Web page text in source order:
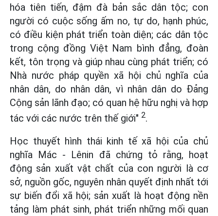
hóa tiên tiến, đậm đà bản sắc dân tộc; con
người có cuộc sống ấm no, tự do, hạnh phúc,
có điều kiện phát triển toàn diện; các dân tộc
trong cộng đồng Việt Nam bình đẳng, đoàn
kết, tôn trọng và giúp nhau cùng phát triển; có
Nhà nước pháp quyền xã hội chủ nghĩa của
nhân dân, do nhân dân, vì nhân dân do Đảng
Cộng sản lãnh đạo; có quan hệ hữu nghị và hợp
tác với các nước trên thế giới" 2.
Học thuyết hình thái kinh tế xã hội của chủ
nghĩa Mác - Lênin đã chứng tỏ rằng, hoạt
động sản xuất vật chất của con người là cơ
sở, nguồn gốc, nguyên nhân quyết định nhất tới
sự biến đổi xã hội; sản xuất là hoạt động nền
tảng làm phát sinh, phát triển những mối quan